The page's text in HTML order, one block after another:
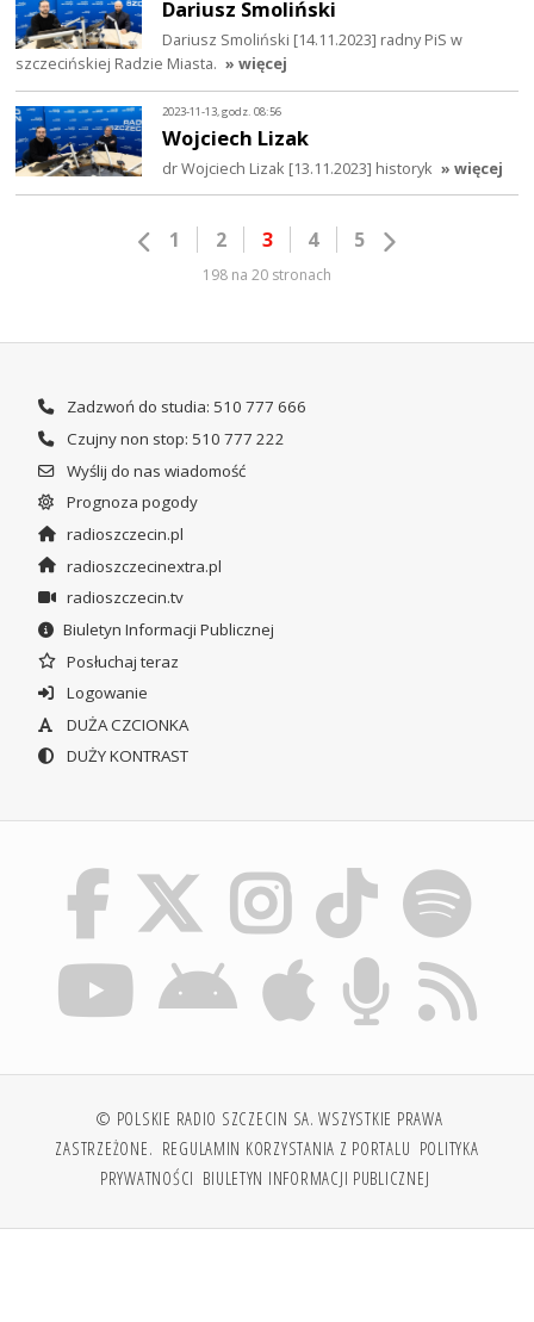
Dariusz Smoliński
Dariusz Smoliński [14.11.2023] radny PiS w
szczecińskiej Radzie Miasta. » więcej
2023-11-13, godz. 08:56
Wojciech Lizak
dr Wojciech Lizak [13.11.2023] historyk » więcej
1 2 3 4 5
198 na 20 stronach
Zadzwoń do studia: 510 777 666
Czujny non stop: 510 777 222
Wyślij do nas wiadomość
Prognoza pogody
radioszczecin.pl
radioszczecinextra.pl
radioszczecin.tv
Biuletyn Informacji Publicznej
Posłuchaj teraz
Logowanie
DUŻA CZCIONKA
DUŻY KONTRAST
© POLSKIE RADIO SZCZECIN SA. WSZYSTKIE PRAWA
ZASTRZEŻONE. REGULAMIN KORZYSTANIA Z PORTALU POLITYKA
PRYWATNOŚCI BIULETYN INFORMACJI PUBLICZNEJ